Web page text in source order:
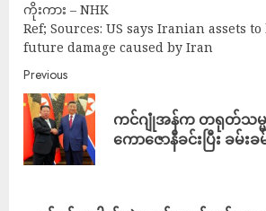
ကိုးကား – NHK
Ref; Sources: US says Iranian assets
future damage caused by Iran
Previous
ကင်ဂျုံအန်က တရုတ်သမ္
ကောဇောနီခင်းပြီး ခမ်း